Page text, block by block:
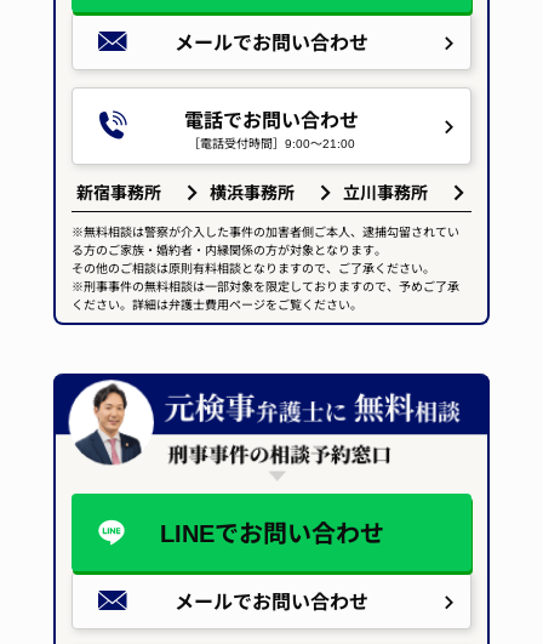
電話でお問い合わせ
［電話受付時間］9:00～21:00
メールでお問い合わせ
新宿事務所 横浜事務所 立川事務所
※無料相談は警察が介入した事件の加害者側ご本人、逮捕勾留されてい
る方のご家族・婚約者・内縁関係の方が対象となります。
その他のご相談は原則有料相談となりますので、ご了承ください。
※刑事事件の無料相談は一部対象を限定しておりますので、予めご了承
ください。詳細は弁護士費用ページをご覧ください。
メールでお問い合わせ
LINEでお問い合わせ